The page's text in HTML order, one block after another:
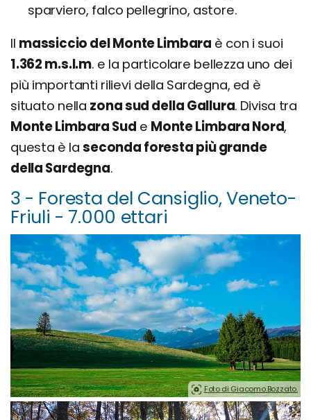
sparviero, falco pellegrino, astore.
Il massiccio del Monte Limbara è con i suoi
1.362 m.s.l.m. e la particolare bellezza uno dei
più importanti rilievi della Sardegna, ed è
situato nella zona sud della Gallura. Divisa tra
Monte Limbara Sud e Monte Limbara Nord,
questa è laseconda foresta più grande
della Sardegna.
3 - Foresta del Cansiglio, Veneto-
Friuli - 7.000 ettari
Foto di Giacomo.Bozzato.